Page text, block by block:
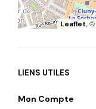
Leaflet, ©
LIENS UTILES
Mon Compte